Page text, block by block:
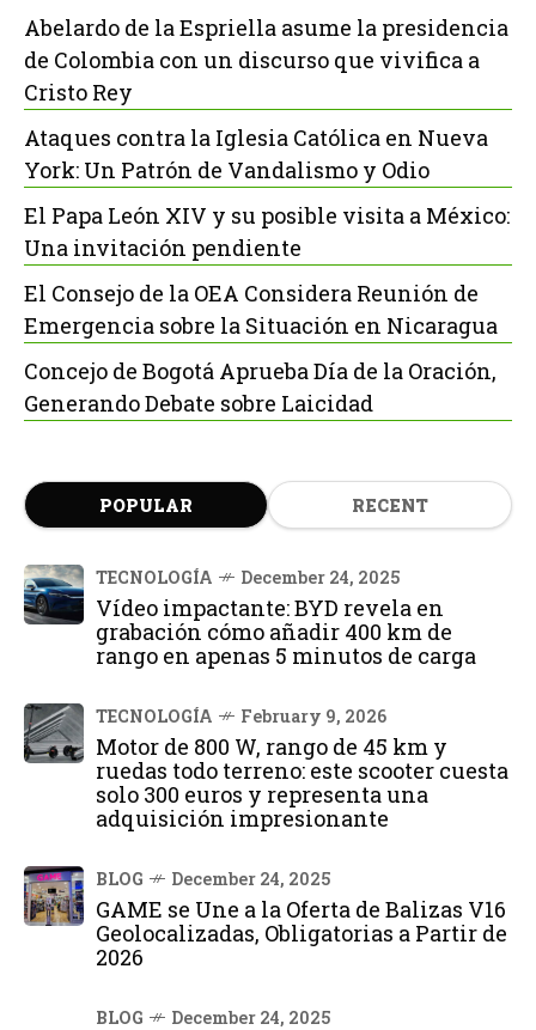
Abelardo de la Espriella asume la presidencia
de Colombia con un discurso que vivifica a
Cristo Rey
Ataques contra la Iglesia Católica en Nueva
York: Un Patrón de Vandalismo y Odio
El Papa León XIV y su posible visita a México:
Una invitación pendiente
El Consejo de la OEA Considera Reunión de
Emergencia sobre la Situación en Nicaragua
Concejo de Bogotá Aprueba Día de la Oración,
Generando Debate sobre Laicidad
POPULAR RECENT
TECNOLOGÍA December 24, 2025
Vídeo impactante: BYD revela en
grabación cómo añadir 400 km de
rango en apenas 5 minutos de carga
TECNOLOGÍA February 9, 2026
Motor de 800 W, rango de 45 km y
ruedas todo terreno: este scooter cuesta
solo 300 euros y representa una
adquisición impresionante
BLOG December 24, 2025
GAME se Une a la Oferta de Balizas V16
Geolocalizadas, Obligatorias a Partir de
2026
BLOG December 24, 2025